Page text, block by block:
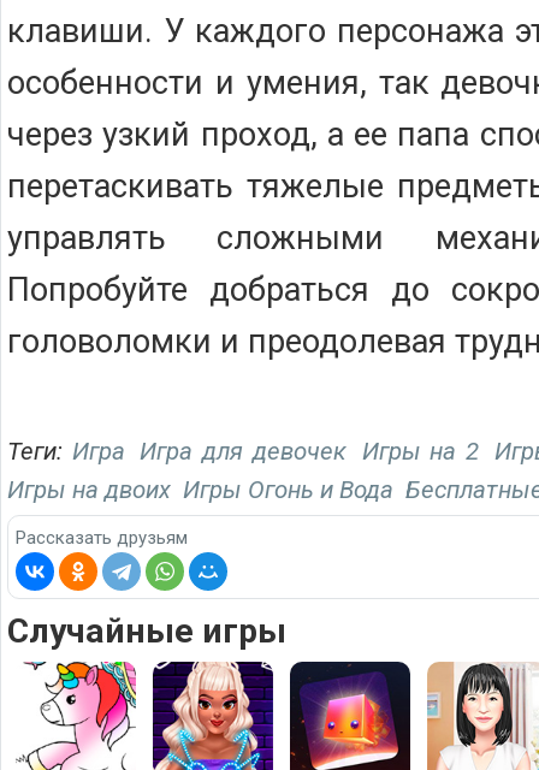
клавиши. У каждого персонажа
особенности и умения, так
через узкий проход, а ее папа
перетаскивать тяжелые
управлять сложными
Попробуйте добраться до
головоломки и преодолевая
Теги: Игра Игра для девочек Игры на 2
Игры на двоих Игры Огонь и Вода
Рассказать друзьям
Случайные игры